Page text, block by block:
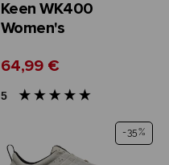
Keen WK400
Women's
64,99 €
5
-35%